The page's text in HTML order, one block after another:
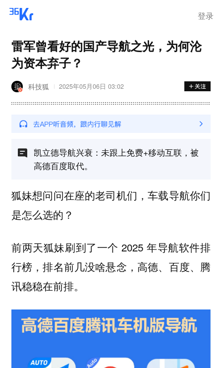
登录
雷军曾看好的国产导航之光，为何沦
为资本弃子？
科技狐 2025年05月06日 03:02
凯立德导航兴衰：未跟上免费+移动互联，被
高德百度取代。
狐妹想问问在座的老司机们，车载导航你们
是怎么选的？
前两天狐妹刷到了一个 2025 年导航软件排
行榜，排名前几没啥悬念，高德、百度、腾
讯稳稳在前排。